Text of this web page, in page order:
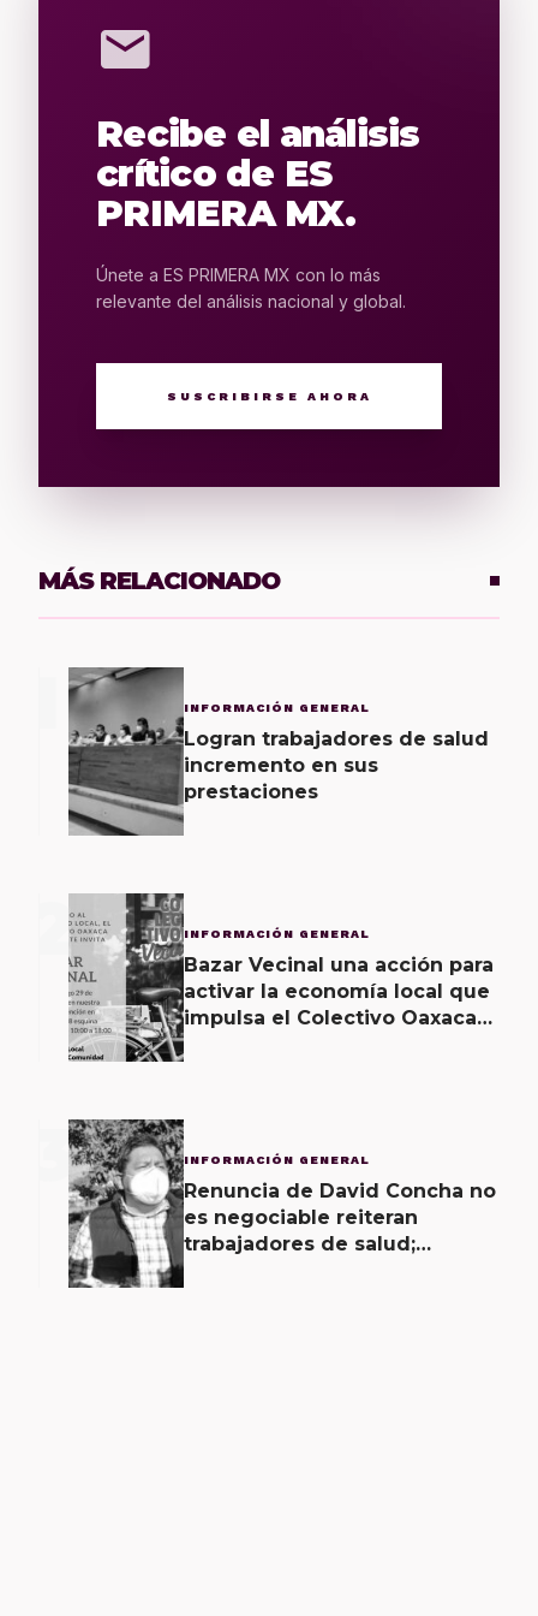
mail
Recibe el análisis
crítico de ES
PRIMERA MX.
Únete a ES PRIMERA MX con lo más
relevante del análisis nacional y global.
SUSCRIBIRSE AHORA
MÁS RELACIONADO
INFORMACIÓN GENERAL
Logran trabajadores de salud
incremento en sus
prestaciones
2 INFORMACIÓN GENERAL
Bazar Vecinal una acción para
activar la economía local que
impulsa el Colectivo Oaxaca
3 INFORMACIÓN GENERAL
Renuncia de David Concha no
es negociable reiteran
trabajadores de salud;